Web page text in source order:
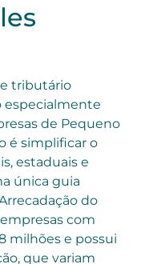
tributário
especialmente
de Pequeno
é simplificar o
estaduais e
única guia
do
com
milhões e possui
que variam